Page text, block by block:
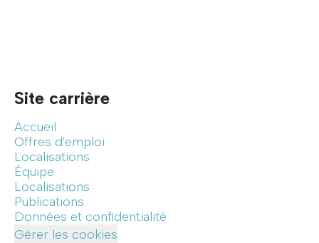
Site carrière
Accueil
Offres d'emploi
Localisations
Équipe
Localisations
Publications
Données et confidentialité
Gérer les cookies